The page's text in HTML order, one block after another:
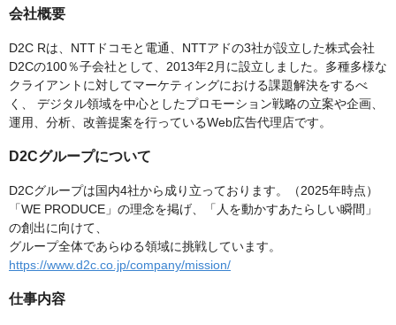
会社概要
D2C Rは、NTTドコモと電通、NTTアドの3社が設立した株式会社
D2Cの100％子会社として、2013年2月に設立しました。多種多様な
クライアントに対してマーケティングにおける課題解決をするべ
く、 デジタル領域を中心としたプロモーション戦略の立案や企画、
運用、分析、改善提案を行っているWeb広告代理店です。
D2Cグループについて
D2Cグループは国内4社から成り立っております。（2025年時点）
「WE PRODUCE」の理念を掲げ、「人を動かすあたらしい瞬間」
の創出に向けて、
グループ全体であらゆる領域に挑戦しています。
https://www.d2c.co.jp/company/mission/
仕事内容